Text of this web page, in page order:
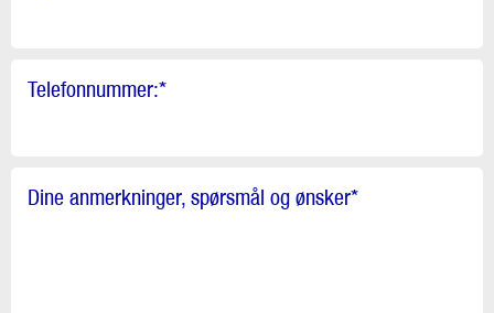
Telefonnummer:*
Dine anmerkninger, spørsmål og ønsker*